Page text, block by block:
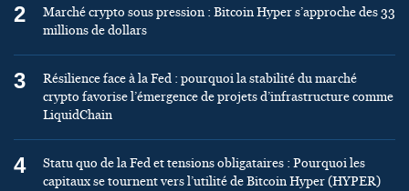
2
Marché crypto sous pression : Bitcoin Hyper s’approche des 33
millions de dollars
3
Résilience face à la Fed : pourquoi la stabilité du marché
crypto favorise l’émergence de projets d’infrastructure comme
LiquidChain
4
Statu quo de la Fed et tensions obligataires : Pourquoi les
capitaux se tournent vers l’utilité de Bitcoin Hyper (HYPER)